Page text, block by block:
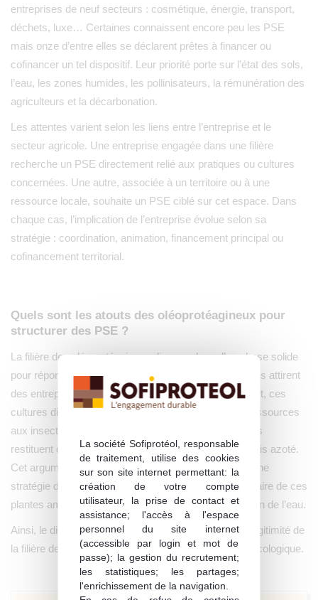
La société Sofiprotéol, responsable
de traitement, utilise des cookies
sur son site internet permettant: la
création de votre compte
utilisateur, la prise de contact et
assistance; l'accès à l'espace
personnel du site internet
(accessible par login et mot de
passe); la gestion du recrutement;
les statistiques; les partages;
l'enrichissement de la navigation.
entreprises de neuf secteurs : cosmétique, énergie, transport,
déchets, luxe… Certaines connaissent encore peu les PSE
mais onze d’entre elles se déclarent prêtes à financer ou
cofinancer un tel dispositif. Leur priorité porte sur l’état des sols,
l’eau, les zones humides, les pollinisateurs, la rémunération des
agriculteurs et la décarbonation.
Les attentes varient selon les liens entre l’entreprise et le
secteur agricole. Une entreprise engagée dans une filière
recherche un PSE directement relié aux pratiques ou cultures
concernées. Une autre, associée à un territoire ou à une
ressource locale, souhaite un PSE ciblé sur cet espace. Dans
chaque cas, l’implication de l’entreprise évolue selon sa
stratégie : coordination, animation, financement principal ou
cofinancement territorial.
Quels sont les atouts des oléoprotéagineux pour
structurer des PSE ?
La filière des oléoprotéagineux dispose donc d’une base solide
pour répondre à ces attentes. Les atouts agronomiques attirent
des entreprises engagées dans la biodiversité. En effet, ces
cultures diversifient les rotations et fournissent des ressources
aux insectes auxiliaires. Par ailleurs, les légumineuses
restituent de l’azote au sol et réduisent l’usage d’engrais azoté.
Cet argument est majeur pour un financeur qui cible une
stratégie de décarbonation. De plus, le système racinaire de ces
plantes améliore la porosité du sol et donc la circulation de l’eau.
Ainsi, le dispositif des PSE renforce la visibilité et la légitimité de
la filière des oléoprotéagineux dans la transition agroécologique.